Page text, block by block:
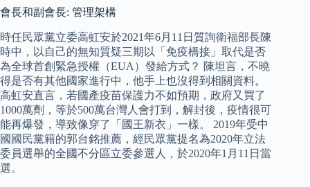
會長和副會長: 管理架構
時任民眾黨立委高虹安於2021年6月11日質詢衛福部長陳
時中，以自己的無知質疑三期以「免疫橋接」取代是否
為全球首創緊急授權（EUA）發給方式？ 陳坦言，不曉
得是否有其他國家進行中，他手上也沒得到相關資料。
高虹安直言，若國產疫苗保護力不如預期，政府又買了
1000萬劑，等於500萬台灣人會打到，解封後，疫情很可
能再爆發，導致像穿了「國王新衣」一樣。 2019年受中
國國民黨籍的郭台銘推薦，經民眾黨提名為2020年立法
委員選舉的全國不分區立委參選人，於2020年1月11日當
選。